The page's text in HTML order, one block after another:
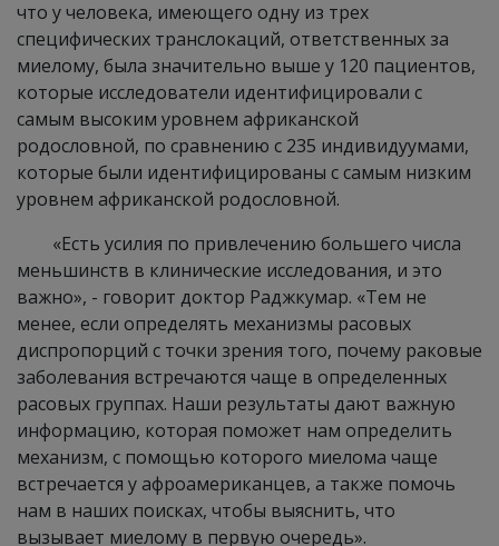
что у человека, имеющего одну из трех
специфических транслокаций, ответственных за
миелому, была значительно выше у 120 пациентов,
которые исследователи идентифицировали с
самым высоким уровнем африканской
родословной, по сравнению с 235 индивидуумами,
которые были идентифицированы с самым низким
уровнем африканской родословной.
«Есть усилия по привлечению большего числа
меньшинств в клинические исследования, и это
важно», - говорит доктор Раджкумар. «Тем не
менее, если определять механизмы расовых
диспропорций с точки зрения того, почему раковые
заболевания встречаются чаще в определенных
расовых группах. Наши результаты дают важную
информацию, которая поможет нам определить
механизм, с помощью которого миелома чаще
встречается у афроамериканцев, а также помочь
нам в наших поисках, чтобы выяснить, что
вызывает миелому в первую очередь».